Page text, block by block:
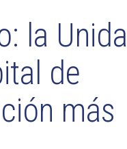
la
de
más